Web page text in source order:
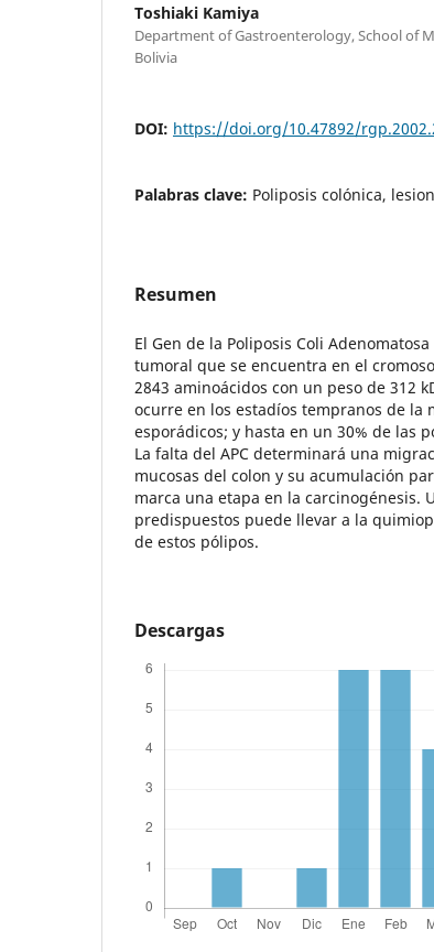
Toshiaki Kamiya
Department of Gastroenterology, School of
Bolivia
DOI: https://doi.org/10.47892/
Palabras clave: Poliposis colónica,
Resumen
El Gen de la Poliposis Coli
tumoral que se encuentra en el
2843 aminoácidos con un peso de 312
ocurre en los estadíos tempranos de la
esporádicos; y hasta en un 30% de las
La falta del APC determinará una
mucosas del colon y su acumulación
marca una etapa en la carcinogénesis.
predispuestos puede llevar a la
de estos pólipos.
Descargas